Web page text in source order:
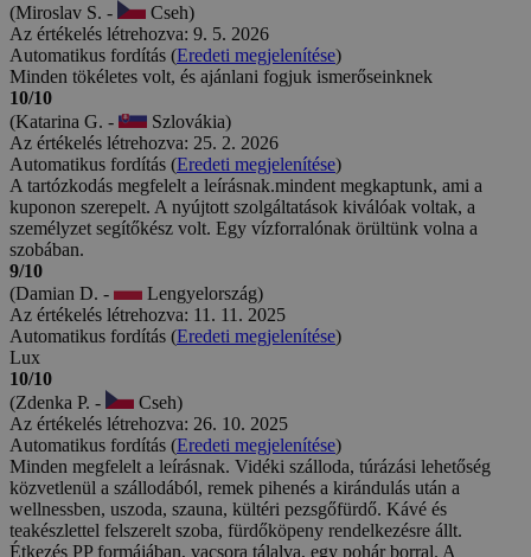
(Miroslav S. -
Cseh)
Az értékelés létrehozva: 9. 5. 2026
Automatikus fordítás (Eredeti megjelenítése)
Minden tökéletes volt, és ajánlani fogjuk ismerőseinknek
10/10
(Katarina G. -
Szlovákia)
Az értékelés létrehozva: 25. 2. 2026
Automatikus fordítás (Eredeti megjelenítése)
A tartózkodás megfelelt a leírásnak.mindent megkaptunk, ami a
kuponon szerepelt. A nyújtott szolgáltatások kiválóak voltak, a
személyzet segítőkész volt. Egy vízforralónak örültünk volna a
szobában.
9/10
(Damian D. -
Lengyelország)
Az értékelés létrehozva: 11. 11. 2025
Automatikus fordítás (Eredeti megjelenítése)
Lux
10/10
(Zdenka P. -
Cseh)
Az értékelés létrehozva: 26. 10. 2025
Automatikus fordítás (Eredeti megjelenítése)
Minden megfelelt a leírásnak. Vidéki szálloda, túrázási lehetőség
közvetlenül a szállodából, remek pihenés a kirándulás után a
wellnessben, uszoda, szauna, kültéri pezsgőfürdő. Kávé és
teakészlettel felszerelt szoba, fürdőköpeny rendelkezésre állt.
Étkezés PP formájában, vacsora tálalva, egy pohár borral. A